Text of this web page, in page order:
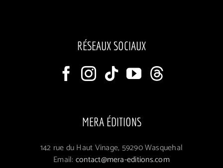
RÉSEAUX SOCIAUX
MERA ÉDITIONS
142 rue du Haut Vinage, 59290 Wasquehal
Email: contact@mera-editions.com